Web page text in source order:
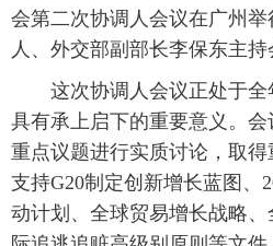
会第二次协调人会议在广州举
人、外交部副部长李保东主持
这次协调人会议正处于全
具有承上启下的重要意义。
重点议题进行实质讨论，取
支持G20制定创新增长蓝图、
动计划、全球贸易增长战略